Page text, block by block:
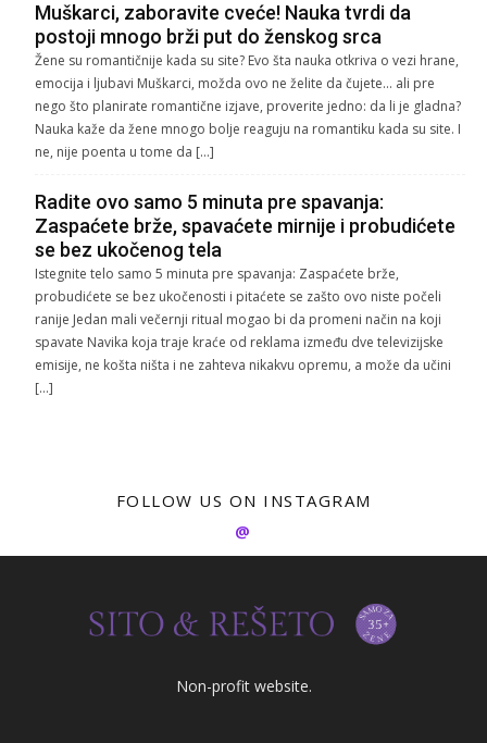
Muškarci, zaboravite cveće! Nauka tvrdi da
postoji mnogo brži put do ženskog srca
Žene su romantičnije kada su site? Evo šta nauka otkriva o vezi hrane,
emocija i ljubavi Muškarci, možda ovo ne želite da čujete… ali pre
nego što planirate romantične izjave, proverite jedno: da li je gladna?
Nauka kaže da žene mnogo bolje reaguju na romantiku kada su site. I
ne, nije poenta u tome da […]
Radite ovo samo 5 minuta pre spavanja:
Zaspaćete brže, spavaćete mirnije i probudićete
se bez ukočenog tela
Istegnite telo samo 5 minuta pre spavanja: Zaspaćete brže,
probudićete se bez ukočenosti i pitaćete se zašto ovo niste počeli
ranije Jedan mali večernji ritual mogao bi da promeni način na koji
spavate Navika koja traje kraće od reklama između dve televizijske
emisije, ne košta ništa i ne zahteva nikakvu opremu, a može da učini
[…]
FOLLOW US ON INSTAGRAM
@
Non-profit website.